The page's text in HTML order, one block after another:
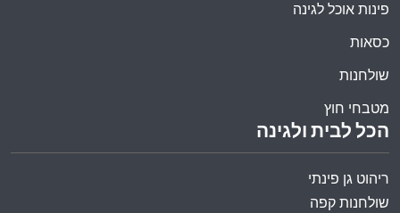
הכל לבית ולגינה
ריהוט גן פינתי
שולחנות קפה
פינות אוכל לגינה
כסאות
שולחנות
מטבחי חוץ